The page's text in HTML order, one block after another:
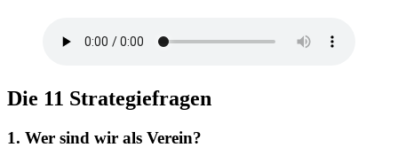
Die 11 Strategiefragen
1. Wer sind wir als Verein?